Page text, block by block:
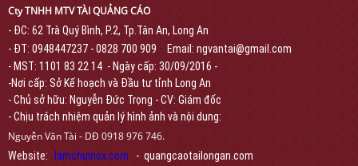
Cty TNHH MTV TÀI QUẢNG CÁO
- ĐC: 62 Trà Quý Bình, P.2, Tp.Tân An, Long An
- ĐT: 0948447237 - 0828 700 909 - Email: ngvantai@gmail.com
- MST: 1101 83 22 14 - Ngày cấp: 30/09/2016 -
-Nơi cấp: Sở Kế hoạch và Đầu tư tỉnh Long An
- Chủ sở hữu: Nguyễn Đức Trọng - CV: Giám đốc
- Chịu trách nhiệm quản lý hình ảnh và nội dung:
Nguyễn Văn Tài - DĐ 0918 976 746.
Website: lamchuinox.com - quangcaotailongan.com